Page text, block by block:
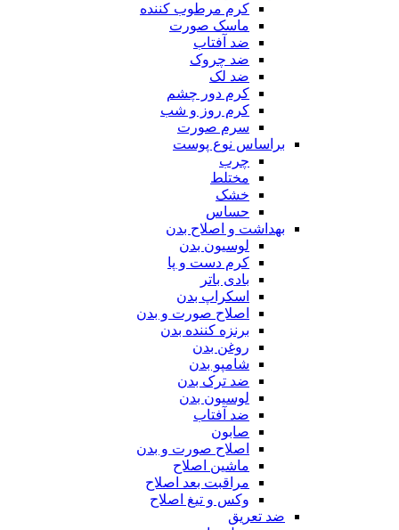
کرم مرطوب کننده
ماسک صورت
ضد آفتاب
ضد چروک
ضد لک
کرم دور چشم
کرم روز و شب
سرم صورت
براساس نوع پوست
چرب
مختلط
خشک
حساس
بهداشت و اصلاح بدن
لوسیون بدن
کرم دست و پا
بادی باتر
اسکراپ بدن
اصلاح صورت و بدن
برنزه کننده بدن
روغن بدن
شامپو بدن
ضد ترک بدن
لوسیون بدن
ضد آفتاب
صابون
اصلاح صورت و بدن
ماشین اصلاح
مراقبت بعد اصلاح
وکس و تیغ اصلاح
ضد تعریق